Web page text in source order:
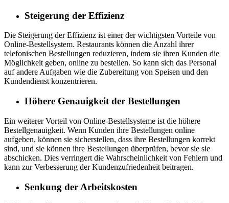
Steigerung der Effizienz
Die Steigerung der Effizienz ist einer der wichtigsten Vorteile von
Online-Bestellsystem. Restaurants können die Anzahl ihrer
telefonischen Bestellungen reduzieren, indem sie ihren Kunden die
Möglichkeit geben, online zu bestellen. So kann sich das Personal
auf andere Aufgaben wie die Zubereitung von Speisen und den
Kundendienst konzentrieren.
Höhere Genauigkeit der Bestellungen
Ein weiterer Vorteil von Online-Bestellsysteme ist die höhere
Bestellgenauigkeit. Wenn Kunden ihre Bestellungen online
aufgeben, können sie sicherstellen, dass ihre Bestellungen korrekt
sind, und sie können ihre Bestellungen überprüfen, bevor sie sie
abschicken. Dies verringert die Wahrscheinlichkeit von Fehlern und
kann zur Verbesserung der Kundenzufriedenheit beitragen.
Senkung der Arbeitskosten